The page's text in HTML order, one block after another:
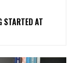
STARTED AT